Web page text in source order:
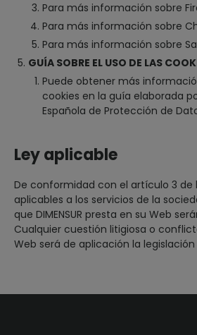
Para más información sobre
Para más información sobre
Para más información sobre
GUÍA SOBRE EL USO DE LAS
Puede obtener más
cookies en la guía elaborada
Española de Protección de
Ley aplicable
De conformidad con el artículo 3 de
aplicables a los servicios de la
que DIMENSUR presta en su Web
Cualquier cuestión litigiosa o
Web será de aplicación la legislación